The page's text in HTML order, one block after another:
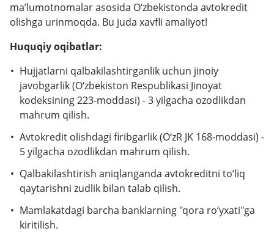
ma’lumotnomalar asosida O‘zbekistonda avtokredit
olishga urinmoqda. Bu juda xavfli amaliyot!
Huquqiy oqibatlar:
Hujjatlarni qalbakilashtirganlik uchun jinoiy
javobgarlik (O‘zbekiston Respublikasi Jinoyat
kodeksining 223-moddasi) - 3 yilgacha ozodlikdan
mahrum qilish.
Avtokredit olishdagi firibgarlik (O‘zR JK 168-moddasi) -
5 yilgacha ozodlikdan mahrum qilish.
Qalbakilashtirish aniqlanganda avtokreditni to‘liq
qaytarishni zudlik bilan talab qilish.
Mamlakatdagi barcha banklarning "qora ro‘yxati"ga
kiritilish.